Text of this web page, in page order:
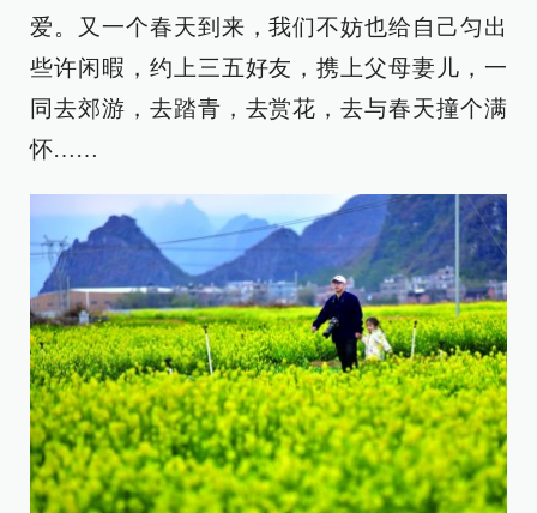
爱。又一个春天到来，我们不妨也给自己匀出
些许闲暇，约上三五好友，携上父母妻儿，一
同去郊游，去踏青，去赏花，去与春天撞个满
怀……